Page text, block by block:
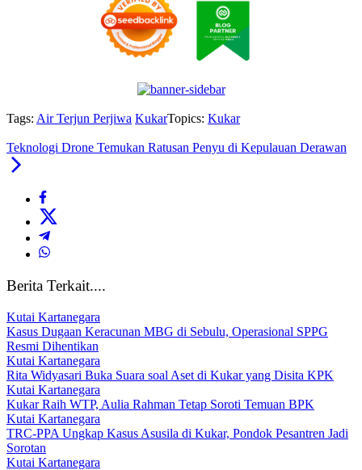
Tags: Air Terjun Perjiwa KukarTopics: Kukar
Teknologi Drone Temukan Ratusan Penyu di Kepulauan Derawan
Berita Terkait....
Kutai Kartanegara
Kasus Dugaan Keracunan MBG di Sebulu, Operasional SPPG
Resmi Dihentikan
Kutai Kartanegara
Rita Widyasari Buka Suara soal Aset di Kukar yang Disita KPK
Kutai Kartanegara
Kukar Raih WTP, Aulia Rahman Tetap Soroti Temuan BPK
Kutai Kartanegara
TRC-PPA Ungkap Kasus Asusila di Kukar, Pondok Pesantren Jadi
Sorotan
Kutai Kartanegara